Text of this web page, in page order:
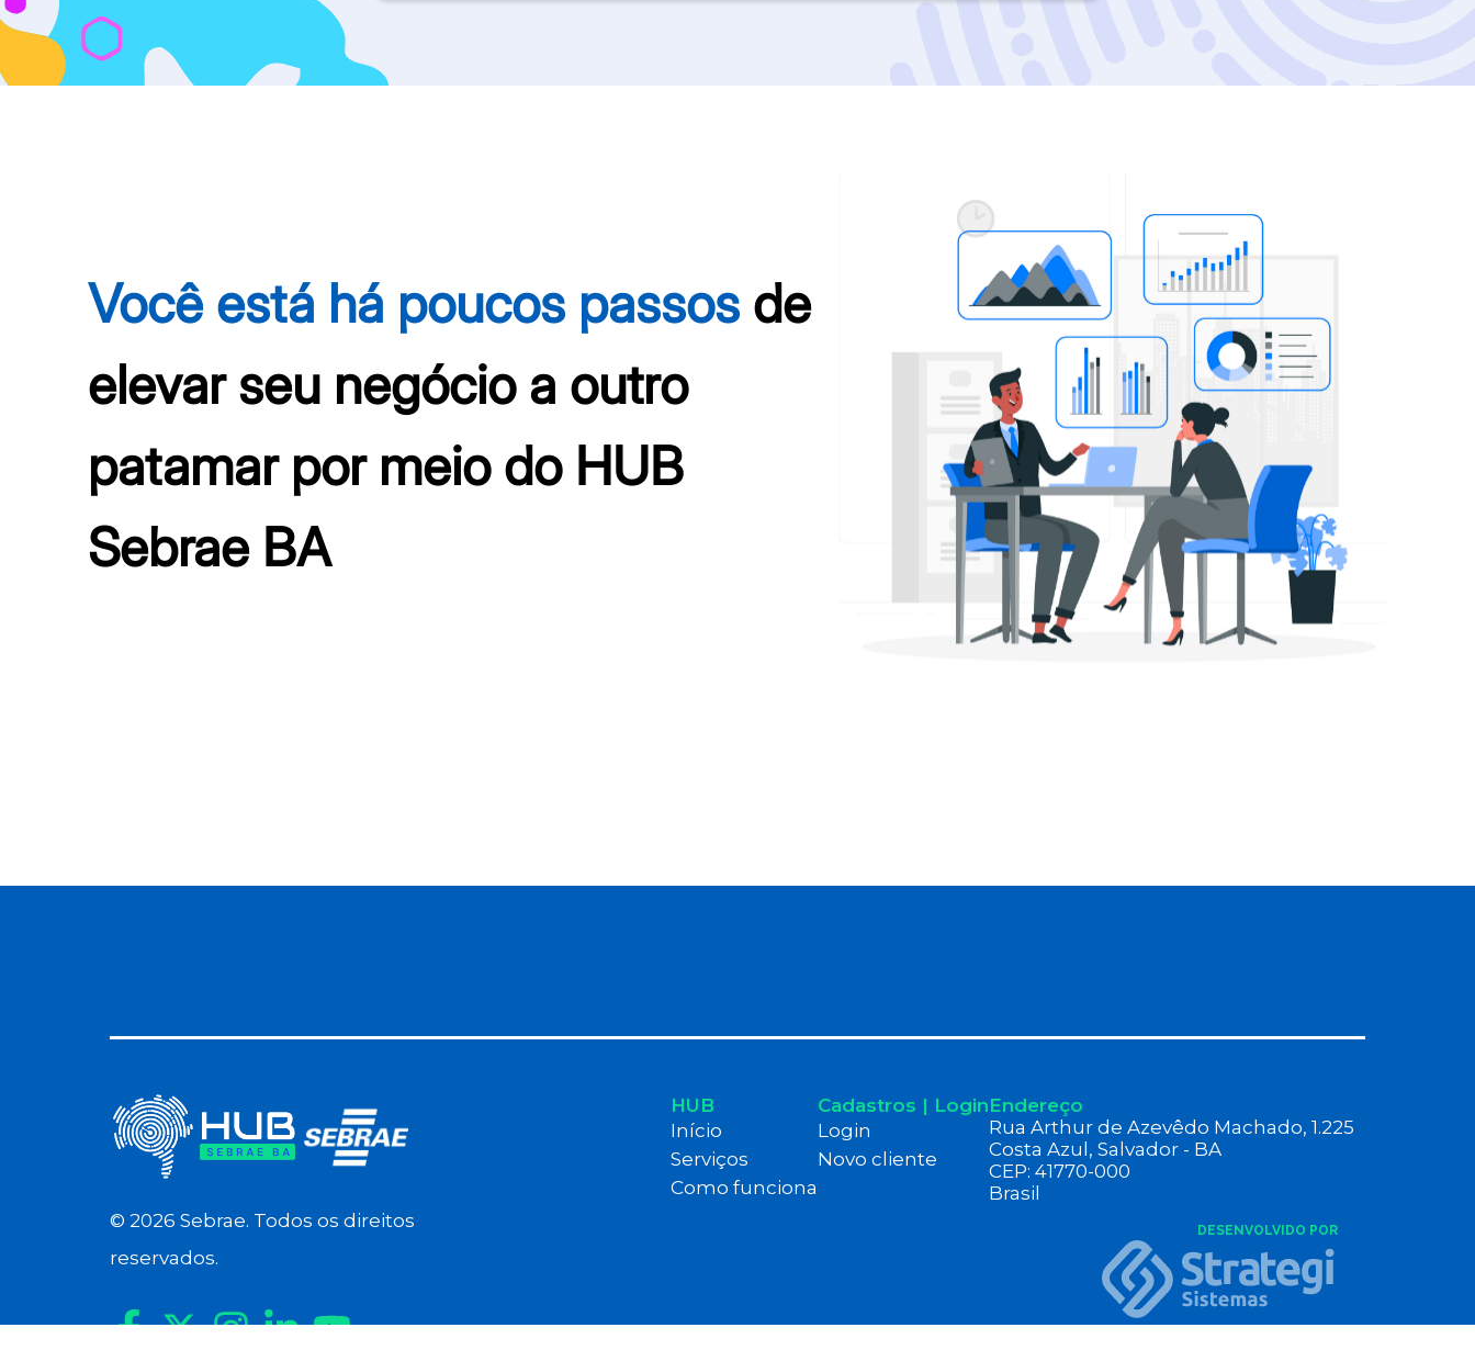
Você está há poucos passos de
elevar seu negócio a outro
patamar por meio do HUB
Sebrae BA
© 2026 Sebrae. Todos os direitos
reservados.
HUB
Início
Serviços
Como funciona
Cadastros | Login
Login
Novo cliente
Endereço
Rua Arthur de Azevêdo Machado, 1.225
Costa Azul, Salvador - BA
CEP: 41770-000
Brasil
DESENVOLVIDO POR